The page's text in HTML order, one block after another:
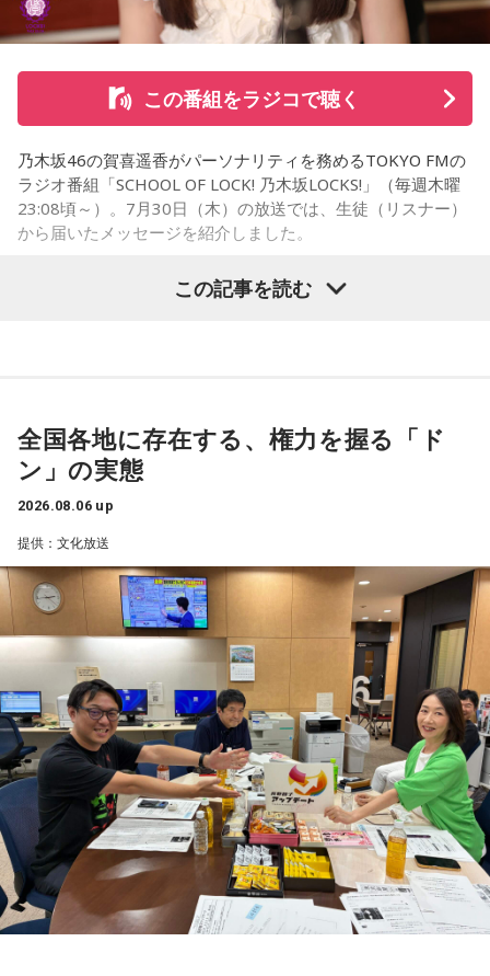
かけた。
さらに、ホースセラピーについても自身の経験を交えて語っ
た。大学時代に所属していた馬術部では、地域の子どもたち
を招いた体験会が行われており、馬に乗ることで身体を自然
に動かすきっかけになったり、高い視点から景色を見ること
で自信や自己肯定感につながったりする姿を目にしていたと
いう。
今回の訪問を通じて、馬が競技や競走だけではなく、さまざ
この番組をラジコで聴く
乃木坂46の賀喜遥香がパーソナリティを務めるTOKYO FMの
ラジオ番組「SCHOOL OF LOCK! 乃木坂LOCKS!」（毎週木曜
23:08頃～）。7月30日（木）の放送では、生徒（リスナー）
から届いたメッセージを紹介しました。
ごくうれしかったし、かわいい遥香先生も、かっこいい遥香
先生もたくさん観ることができて、大満足のライブでした！
アンコールのときに披露していた『551蓬莱』のCMのモノマ
ネも関西ならではで、私も昔から観ていたので、とても楽し
きましたが、体調に気を付けて最後まで駆け抜けてくださ
い！ ずっとずっと大好きです！」（兵庫県 20歳）
◆「真夏の全国ツアー2026」大阪公演裏話
賀喜：大阪公演2日目の私は、横結びみたいなサイドテールに
してみたんです。それがリスナーちゃんも意図せずというか
お揃いだったんだね！ うれしい～！
私も生まれたところが大阪なので、大阪でのライブは特別な
んですよ。家族や親戚も観に来てくれていて、それもうれし
かったから頑張れたし、「551」も食べたし（笑）。あと、
たこ焼きも「りくろーおじさんの店」のチーズケーキも食べ
た！
それに、いつも大阪でライブをするとき、私の親戚の皆さん
がぶどうの差し入れをしてくれるの。それも食べた！ メンバ
この記事を読む
全国各地に存在する、権力を握る「ド
ン」の実態
2026.08.06 up
提供：文化放送